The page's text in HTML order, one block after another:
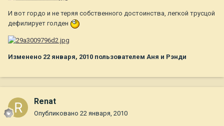
И вот гордо и не теряя собственного достоинства, легкой трусцой
дефилирует голден
Изменено 22 января, 2010 пользователем Аня и Рэнди
Renat
Опубликовано 22 января, 2010